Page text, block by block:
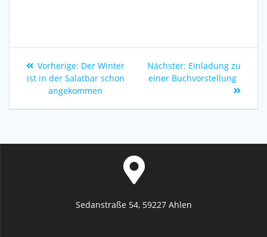
Vorherige: Der Winter
ist in der Salatbar schon
angekommen
Nächster: Einladung zu
einer Buchvorstellung
Sedanstraße 54, 59227 Ahlen